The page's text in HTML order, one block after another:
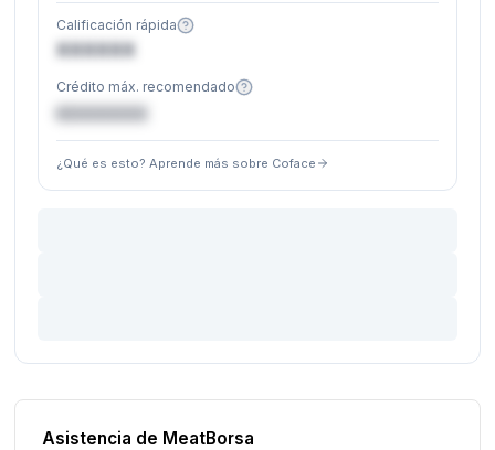
Calificación rápida
XXXXXX
Crédito máx. recomendado
€XXXXXX
¿Qué es esto? Aprende más sobre Coface
Asistencia de MeatBorsa